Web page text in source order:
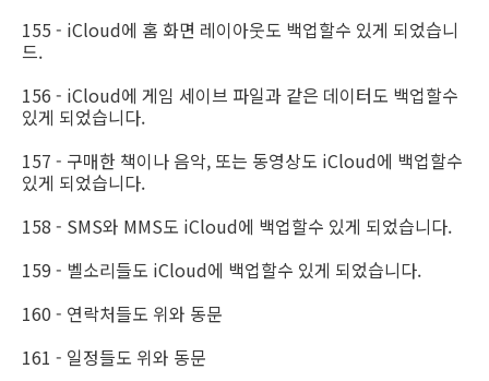
155 - iCloud에 홈 화면 레이아웃도 백업할수 있게 되었습니
드.
156 - iCloud에 게임 세이브 파일과 같은 데이터도 백업할수
있게 되었습니다.
157 - 구매한 책이나 음악, 또는 동영상도 iCloud에 백업할수
있게 되었습니다.
158 - SMS와 MMS도 iCloud에 백업할수 있게 되었습니다.
159 - 벨소리들도 iCloud에 백업할수 있게 되었습니다.
160 - 연락처들도 위와 동문
161 - 일정들도 위와 동문